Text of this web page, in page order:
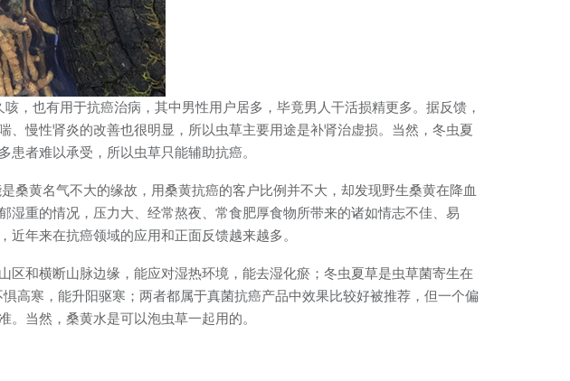
，也有用于抗癌治病，其中男性用户居多，毕竟男人干活损精更多。据反馈，
慢性肾炎的改善也很明显，所以虫草主要用途是补肾治虚损。当然，冬虫夏
者难以承受，所以虫草只能辅助抗癌。
黄名气不大的缘故，用桑黄抗癌的客户比例并不大，却发现野生桑黄在降血
重的情况，压力大、经常熬夜、常食肥厚食物所带来的诸如情志不佳、易
年来在抗癌领域的应用和正面反馈越来越多。
和横断山脉边缘，能应对湿热环境，能去湿化瘀；冬虫夏草是虫草菌寄生在
寒，能升阳驱寒；两者都属于真菌抗癌产品中效果比较好被推荐，但一个偏
当然，桑黄水是可以泡虫草一起用的。